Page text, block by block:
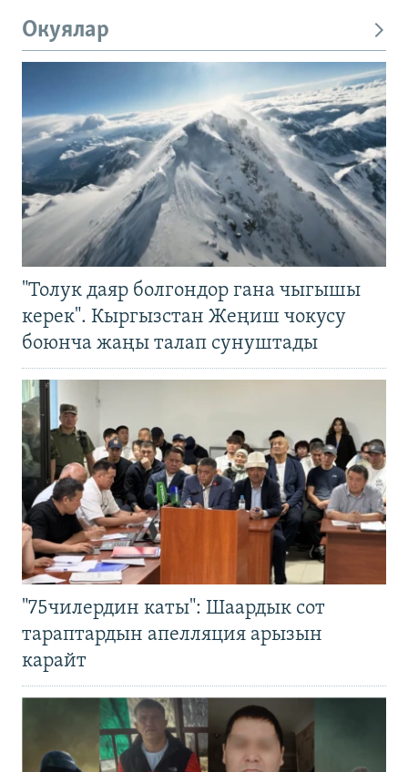
Окуялар
"Толук даяр болгондор гана чыгышы
керек". Кыргызстан Жеңиш чокусу
боюнча жаңы талап сунуштады
"75чилердин каты": Шаардык сот
тараптардын апелляция арызын
карайт